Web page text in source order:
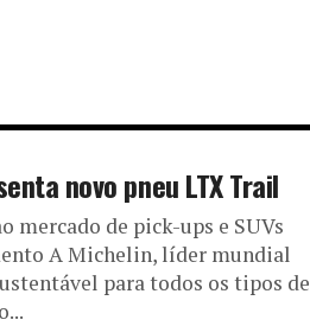
novo pneu LTX Trail
mercado de pick-ups e SUVs
A Michelin, líder mundial
para todos os tipos de